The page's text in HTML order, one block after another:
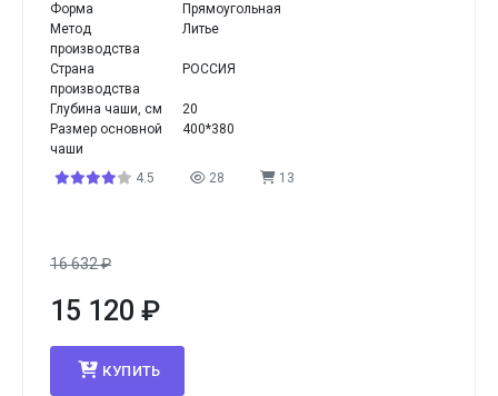
Форма
Прямоугольная
Метод
производства
Литье
Страна
производства
РОССИЯ
Глубина чаши, см
20
Размер основной
чаши
400*380
4.5 28 13
16 632₽
15 120 ₽
КУПИТЬ